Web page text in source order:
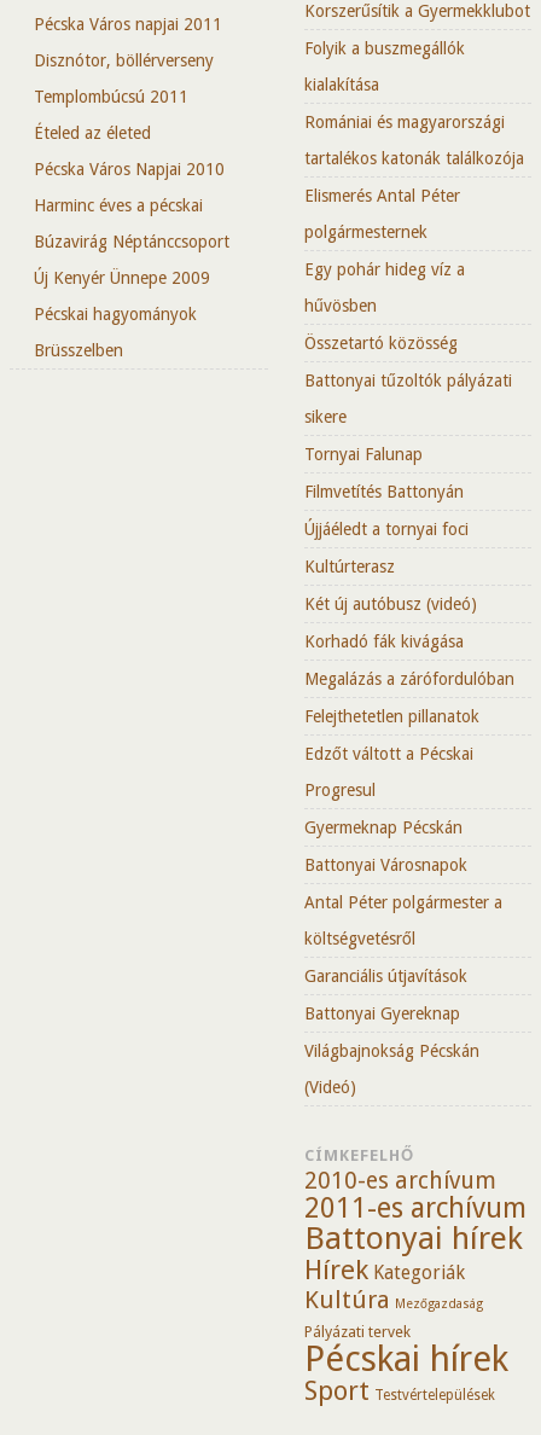
Pécska Város napjai 2011
Disznótor, böllérverseny
Templombúcsú 2011
Ételed az életed
Pécska Város Napjai 2010
Harminc éves a pécskai
Búzavirág Néptánccsoport
Új Kenyér Ünnepe 2009
Pécskai hagyományok
Brüsszelben
Korszerűsítik a Gyermekklubot
Folyik a buszmegállók
kialakítása
Romániai és magyarországi
tartalékos katonák találkozója
Elismerés Antal Péter
polgármesternek
Egy pohár hideg víz a
hűvösben
Összetartó közösség
Battonyai tűzoltók pályázati
sikere
Tornyai Falunap
Filmvetítés Battonyán
Újjáéledt a tornyai foci
Kultúrterasz
Két új autóbusz (videó)
Korhadó fák kivágása
Megalázás a zárófordulóban
Felejthetetlen pillanatok
Edzőt váltott a Pécskai
Progresul
Gyermeknap Pécskán
Battonyai Városnapok
Antal Péter polgármester a
költségvetésről
Garanciális útjavítások
Battonyai Gyereknap
Világbajnokság Pécskán
(Videó)
CÍMKEFELHŐ
2010-es archívum
2011-es archívum
Battonyai hírek
Hírek Kategoriák
Kultúra Mezőgazdaság
Pályázati tervek
Pécskai hírek
Sport Testvértelepülések